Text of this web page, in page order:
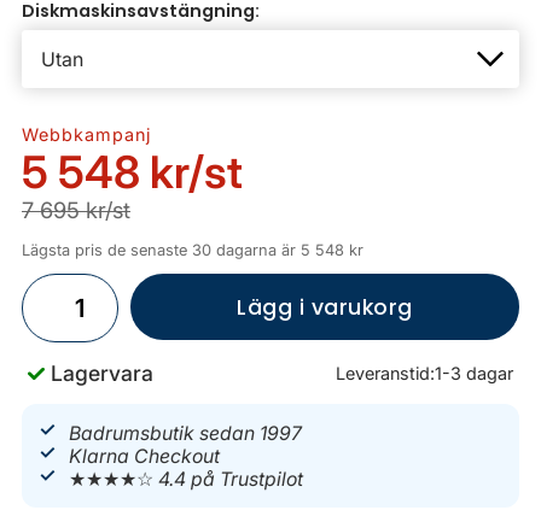
Diskmaskinsavstängning:
Webbkampanj
5 548 kr/st
7 695 kr/st
Lägsta pris de senaste 30 dagarna är 5 548 kr
Lägg i varukorg
Lagervara Leveranstid:1-3 dagar
Badrumsbutik sedan 1997
Klarna Checkout
★★★★☆4.4 på Trustpilot